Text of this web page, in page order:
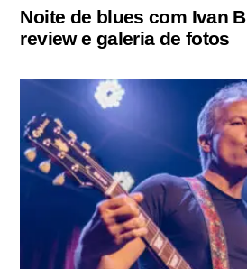
Noite de blues com Ivan
review e galeria de fotos